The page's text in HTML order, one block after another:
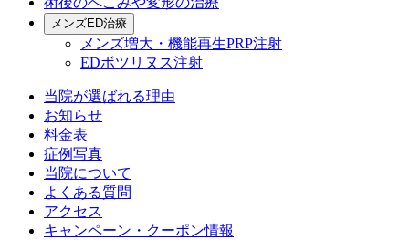
メンズED治療
メンズ増大・機能再生PRP注射
EDボツリヌス注射
当院が選ばれる理由
お知らせ
料金表
症例写真
当院について
よくある質問
アクセス
キャンペーン・クーポン情報